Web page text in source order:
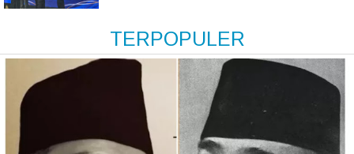
TERPOPULER